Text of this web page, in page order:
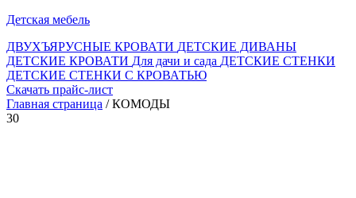
Детская мебель
ДВУХЪЯРУСНЫЕ КРОВАТИ ДЕТСКИЕ ДИВАНЫ
ДЕТСКИЕ КРОВАТИ Для дачи и сада ДЕТСКИЕ СТЕНКИ
ДЕТСКИЕ СТЕНКИ С КРОВАТЬЮ
Скачать прайс-лист
Главная страница / КОМОДЫ
30